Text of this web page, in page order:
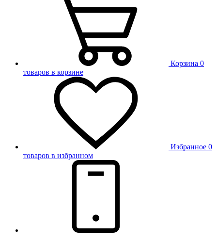
Корзина 0
товаров в корзине
Избранное 0
товаров в избранном